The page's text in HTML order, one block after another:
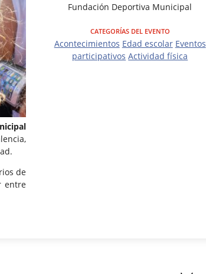
de
entre
Fundación Deportiva Municipal
CATEGORÍAS DEL EVENTO
Acontecimientos Edad escolar Eventos
participativos Actividad física